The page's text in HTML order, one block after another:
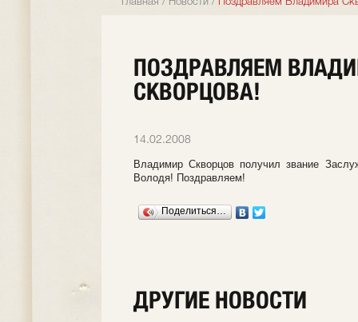
Главная / Новости / Поздравляем Владимира
ПОЗДРАВЛЯЕМ
СКВОРЦОВА!
14.02.2008
Владимир Скворцов получил звание
Володя! Поздравляем!
Поделиться…
ДРУГИЕ НОВОСТИ